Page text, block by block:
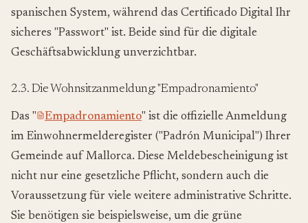
spanischen System, während das Certificado Digital Ihr
sicheres "Passwort" ist. Beide sind für die digitale
Geschäftsabwicklung unverzichtbar.
2.3. Die Wohnsitzanmeldung: "Empadronamiento"
Das " Empadronamiento" ist die offizielle Anmeldung
im Einwohnermelderegister ("Padrón Municipal") Ihrer
Gemeinde auf Mallorca. Diese Meldebescheinigung ist
nicht nur eine gesetzliche Pflicht, sondern auch die
Voraussetzung für viele weitere administrative Schritte.
Sie benötigen sie beispielsweise, um die grüne